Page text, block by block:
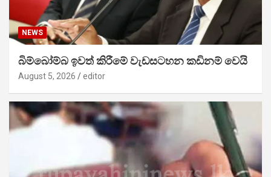
NEWS
බිම්බෝම්බ ඉවත් කිරීමේ වැඩසටහන කඩිනම් වෙයි
August 5, 2026 editor